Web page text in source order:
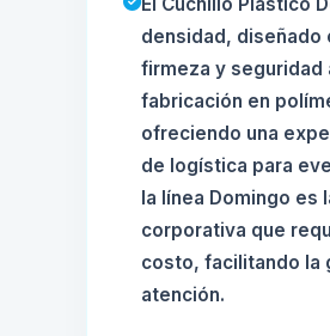
densidad, diseñado
firmeza y seguridad
fabricación en
ofreciendo una
de logística para
la línea Domingo es
corporativa que
costo, facilitando la
atención.